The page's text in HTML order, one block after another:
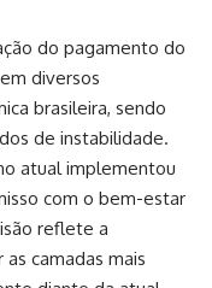
do pagamento do
diversos
brasileira, sendo
de instabilidade.
atual implementou
com o bem-estar
reflete a
camadas mais